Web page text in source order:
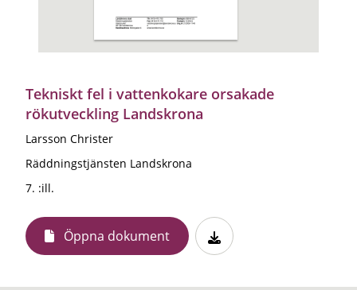
Tekniskt fel i vattenkokare orsakade
rökutveckling Landskrona
Larsson Christer
Räddningstjänsten Landskrona
7. :ill.
Öppna dokument